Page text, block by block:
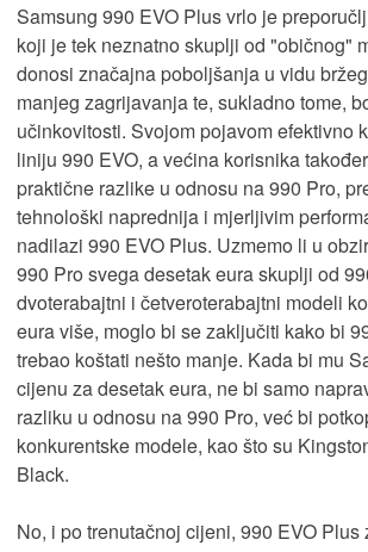
Samsung 990 EVO Plus vrlo je
koji je tek neznatno skuplji od "običnog"
donosi značajna poboljšanja u vidu
manjeg zagrijavanja te, sukladno tome,
učinkovitosti. Svojom pojavom efektivno
liniju 990 EVO, a većina korisnika
praktične razlike u odnosu na 990 Pro,
tehnološki naprednija i mjerljivim
nadilazi 990 EVO Plus. Uzmemo li u
990 Pro svega desetak eura skuplji od
dvoterabajtni i četveroterabajtni modeli
eura više, moglo bi se zaključiti kako bi
trebao koštati nešto manje. Kada bi mu
cijenu za desetak eura, ne bi samo
razliku u odnosu na 990 Pro, već bi
konkurentske modele, kao što su
Black.
No, i po trenutačnoj cijeni, 990 EVO Plus